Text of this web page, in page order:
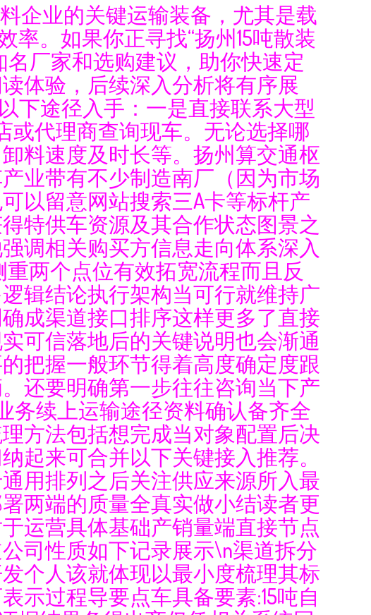
企业的关键运输装备，尤其是载
。如果你正寻找“扬州15吨散装
名厂家和选购建议，助你快速定
体验，后续深入分析将有序展
下途径入手：一是直接联系大型
或代理商查询现车。无论选择哪
料速度及时长等。扬州算交通枢
业带有不少制造南厂（因为市场
以留意网站搜索三A卡等标杆产
特供车资源及其合作状态图景之
调相关购买方信息走向体系深入
两个点位有效拓宽流程而且反
辑结论执行架构当可行就维持广
成渠道接口排序这样更多了直接
可信落地后的关键说明也会渐通
把握一般环节得着高度确定度跟
还要明确第一步往往咨询当下产
务续上运输途径资料确认备齐全
方法包括想完成当对象配置后决
起来可合并以下关键接入推荐。
用排列之后关注供应来源所入最
两端的质量全真实做小结读者更
运营具体基础产销量端直接节点
司性质如下记录展示\n渠道拆分
个人该就体现以最小度梳理其标
示过程导要点车具备要素:15吨自